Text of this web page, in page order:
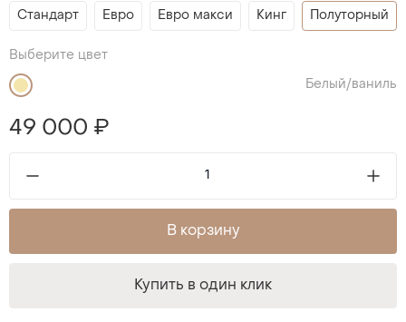
Стандарт Евро Евро макси Кинг Полуторный
Выберите цвет
Белый/ваниль
49 000 ₽
В корзину
Купить в один клик